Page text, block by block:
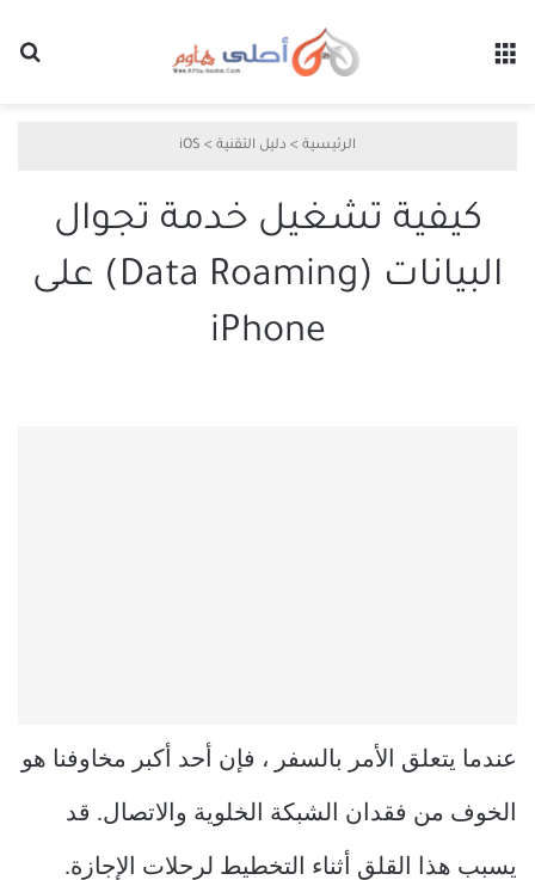
الرئيسية > دليل التقنية >
iOS
كيفية تشغيل خدمة تجوال
البيانات (Data Roaming) على
iPhone
عندما يتعلق الأمر بالسفر ، فإن أحد أكبر مخاوفنا هو
الخوف من فقدان الشبكة الخلوية والاتصال. قد
يسبب هذا القلق أثناء التخطيط لرحلات الإجازة.